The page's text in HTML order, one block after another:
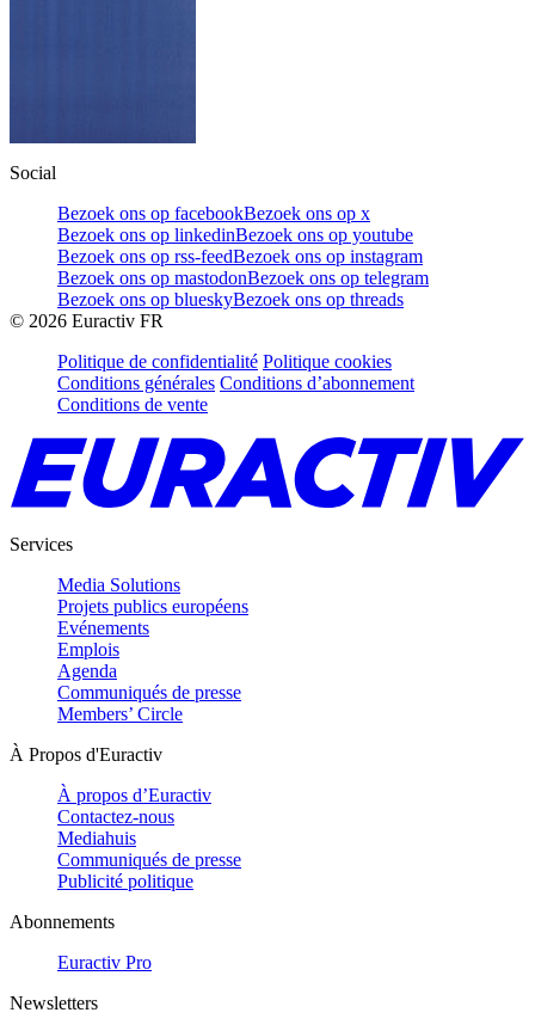
Social
Bezoek ons op facebookBezoek ons op x
Bezoek ons op linkedinBezoek ons op youtube
Bezoek ons op rss-feedBezoek ons op instagram
Bezoek ons op mastodonBezoek ons op telegram
Bezoek ons op blueskyBezoek ons op threads
© 2026 Euractiv FR
Politique de confidentialité Politique cookies
Conditions générales Conditions d’abonnement
Conditions de vente
Services
Media Solutions
Projets publics européens
Evénements
Emplois
Agenda
Communiqués de presse
Members’ Circle
À Propos d'Euractiv
À propos d’Euractiv
Contactez-nous
Mediahuis
Communiqués de presse
Publicité politique
Abonnements
Euractiv Pro
Newsletters